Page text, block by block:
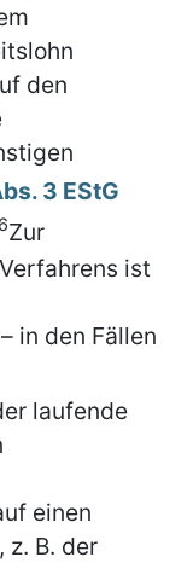
den
3 EStG
6Zur
ist
in den Fällen
laufende
einen
z. B. der